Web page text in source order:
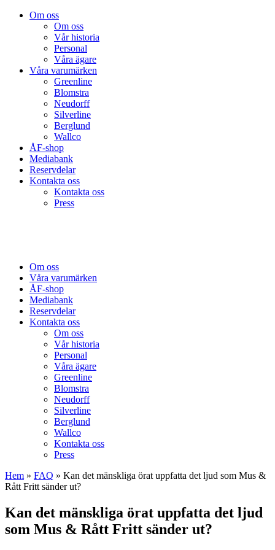
Om oss
Om oss
Vår historia
Personal
Våra ägare
Våra varumärken
Greenline
Blomstra
Neudorff
Silverline
Berglund
Wallco
ÅF-shop
Mediabank
Reservdelar
Kontakta oss
Kontakta oss
Press
Om oss
Våra varumärken
ÅF-shop
Mediabank
Reservdelar
Kontakta oss
Om oss
Vår historia
Personal
Våra ägare
Greenline
Blomstra
Neudorff
Silverline
Berglund
Wallco
Kontakta oss
Press
Hem » FAQ » Kan det mänskliga örat uppfatta det ljud som Mus &
Rått Fritt sänder ut?
Kan det mänskliga örat uppfatta det ljud
som Mus & Rått Fritt sänder ut?